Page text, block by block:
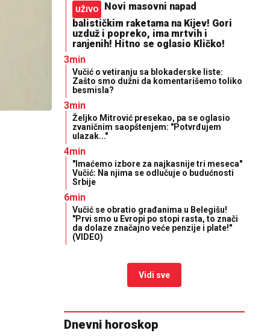
UŽIVO
Novi masovni napad
balističkim raketama na Kijev! Gori
uzduž i popreko, ima mrtvih i
ranjenih! Hitno se oglasio Kličko!
3min
Vučić o vetiranju sa blokaderske liste:
Zašto smo dužni da komentarišemo toliko
besmisla?
3min
Željko Mitrović presekao, pa se oglasio
zvaničnim saopštenjem: "Potvrđujem
ulazak..."
4min
"Imaćemo izbore za najkasnije tri meseca"
Vučić: Na njima se odlučuje o budućnosti
Srbije
6min
Vučić se obratio građanima u Belegišu!
"Prvi smo u Evropi po stopi rasta, to znači
da dolaze značajno veće penzije i plate!"
(VIDEO)
Vidi sve
Dnevni horoskop